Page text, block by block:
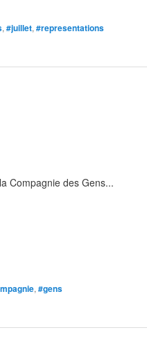
, #juillet, #representations
Compagnie des Gens...
, #gens